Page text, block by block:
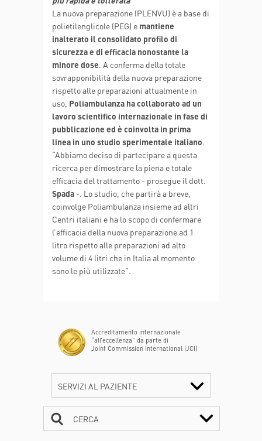
La nuova preparazione (PLENVU) è a base di
polietilenglicole (PEG) e mantiene
inalterato il consolidato profilo di
sicurezza e di efficacia nonostante la
minore dose. A conferma della totale
sovrapponibilità della nuova preparazione
rispetto alle preparazioni attualmente in
uso, Poliambulanza ha collaborato ad un
lavoro scientifico internazionale in fase di
pubblicazione ed è coinvolta in prima
linea in uno studio sperimentale italiano.
“Abbiamo deciso di partecipare a questa
ricerca per dimostrare la piena e totale
efficacia del trattamento - prosegue il dott.
Spada -. Lo studio, che partirà a breve,
coinvolge Poliambulanza insieme ad altri
Centri italiani e ha lo scopo di confermare
l’efficacia della nuova preparazione ad 1
litro rispetto alle preparazioni ad alto
volume di 4 litri che in Italia al momento
sono le più utilizzate”.
Accreditamento internazionale
“all’eccellenza” da parte di
Joint Commission International (JCI)
SERVIZI AL PAZIENTE
CERCA